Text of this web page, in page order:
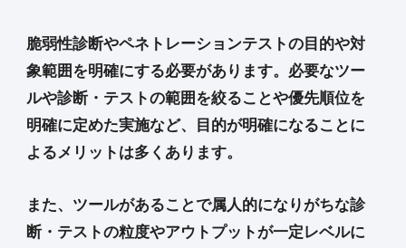
脆弱性診断やペネトレーションテストの目的や対
象範囲を明確にする必要があります。必要なツー
ルや診断・テストの範囲を絞ることや優先順位を
明確に定めた実施など、目的が明確になることに
よるメリットは多くあります。
また、ツールがあることで属人的になりがちな診
断・テストの粒度やアウトプットが一定レベルに